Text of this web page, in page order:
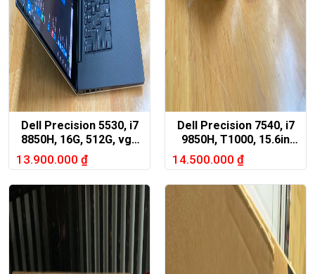
Dell Precision 5530, i7
8850H, 16G, 512G, vga
P1000, 4K touch
13.900.000 ₫
Dell Precision 7540, i7
9850H, T1000, 15.6in
FHD
14.500.000 ₫